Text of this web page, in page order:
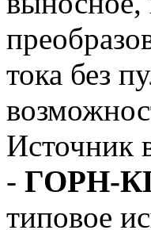
тока без
Источник
- ГОРН-
типовое